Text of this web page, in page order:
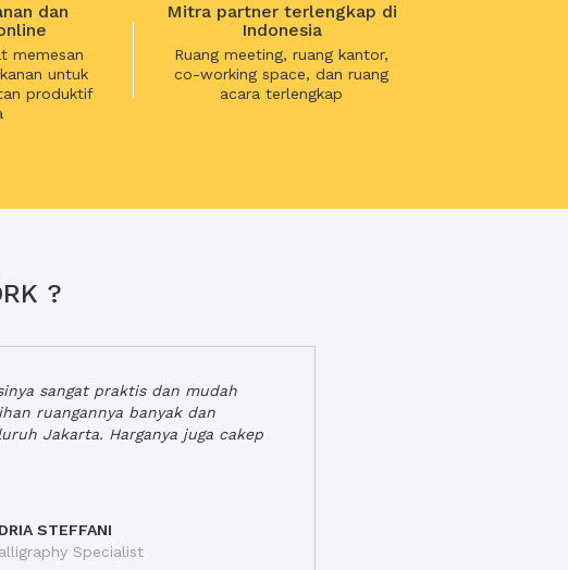
dan
memesan
untuk
produktif
Mitra partner terlengkap di
Indonesia
Ruang meeting, ruang kantor,
co-working space, dan ruang
acara terlengkap
?
sangat praktis dan mudah
ruangannya banyak dan
Jakarta. Harganya juga cakep
STEFFANI
Specialist